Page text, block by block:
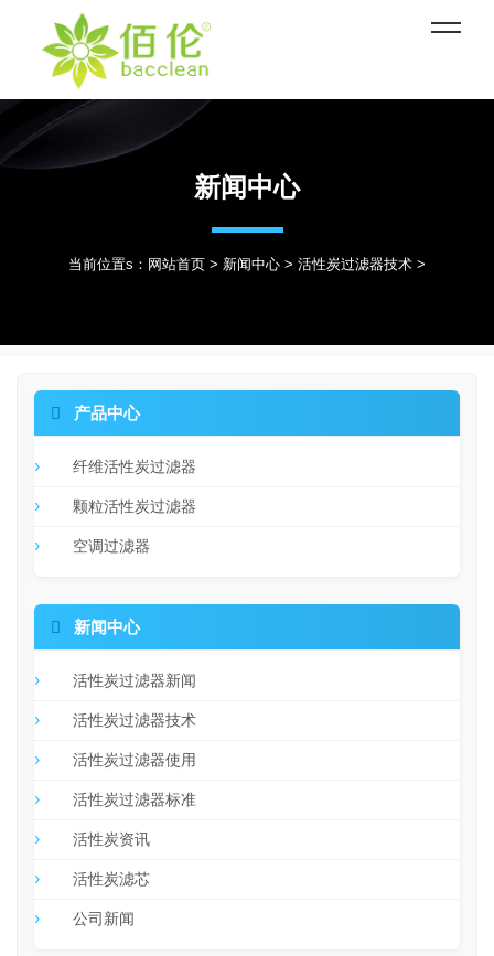
新闻中心
当前位置s： 网站首页 > 新闻中心 > 活性炭过滤器技术 >
 产品中心
纤维活性炭过滤器
颗粒活性炭过滤器
空调过滤器
 新闻中心
活性炭过滤器新闻
活性炭过滤器技术
活性炭过滤器使用
活性炭过滤器标准
活性炭资讯
活性炭滤芯
公司新闻